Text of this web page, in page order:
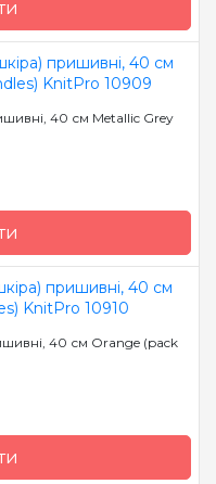
40 см Metallic Grey
40 см Orange (pack